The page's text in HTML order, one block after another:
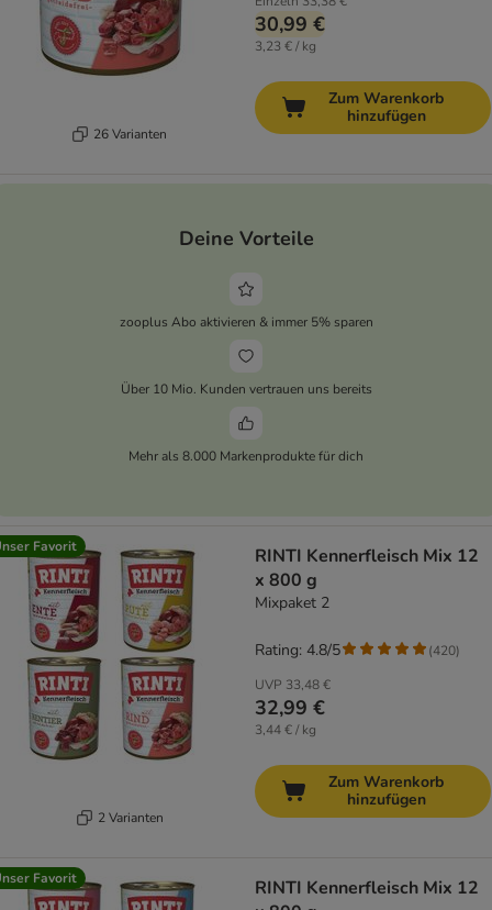
26 Varianten
30,99 €
3,23 € / kg
Zum Warenkorb
hinzufügen
Deine Vorteile
zooplus Abo aktivieren & immer 5% sparen
Über 10 Mio. Kunden vertrauen uns bereits
Mehr als 8.000 Markenprodukte für dich
Favorit
2 Varianten
RINTI Kennerfleisch Mix 12
x 800 g
Mixpaket 2
UVP 33,48 €
32,99 €
3,44 € / kg
Rating: 4.8/5 (420)
Zum Warenkorb
hinzufügen
Favorit
RINTI Kennerfleisch Mix 12